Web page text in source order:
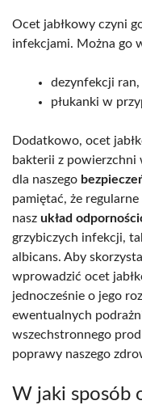
Ocet jabłkowy czyni
infekcjami. Można go
dezynfekcji ran,
płukanki w
Dodatkowo, ocet
bakterii z
dla naszego
pamiętać, że
nasz układ
grzybiczych infekcji,
albicans. Aby
wprowadzić ocet
jednocześnie o jego
ewentualnych
wszechstronnego
poprawy naszego
W jaki sposób